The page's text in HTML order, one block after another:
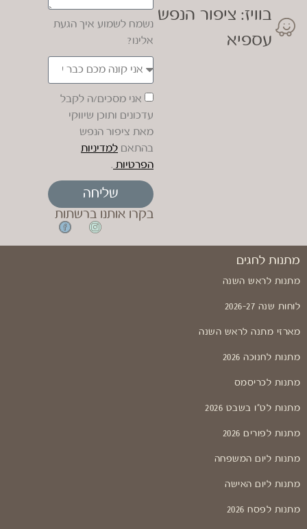
בוויז: ציפור הנפש
עספיא
נשמח לשמוע איך הגעת
אלינו?
אני מסכים/ה לקבל
עדכונים ותוכן שיווקי
מאת ציפור הנפש
בהתאם למדיניות
הפרטיות .
שליחה
בקרו אותנו ברשתות
מתנות לחגים
מתנות לראש השנה
לוחות שנה 2026-27
מארזי מתנה לראש השנה
מתנות לחנוכה 2026
מתנות לכריסמס
מתנות לט"ו בשבט 2026
מתנות לפורים 2026
מתנות ליום המשפחה
מתנות ליום האישה
מתנות לפסח 2026